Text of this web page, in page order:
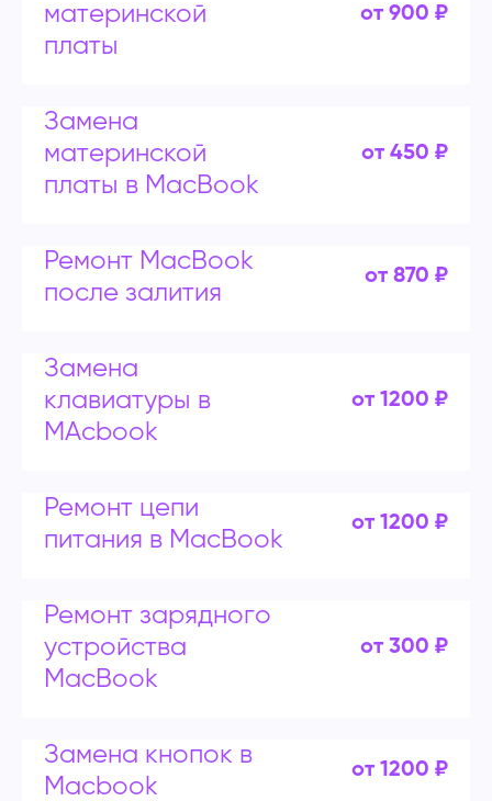
материнской
платы
от 900 ₽
Замена
материнской
платы в MacBook
от 450 ₽
Ремонт MacBook
после залития
от 870 ₽
Замена
клавиатуры в
MAcbook
от 1200 ₽
Ремонт цепи
питания в MacBook
от 1200 ₽
Ремонт зарядного
устройства
MacBook
от 300 ₽
Замена кнопок в
Macbook
от 1200 ₽